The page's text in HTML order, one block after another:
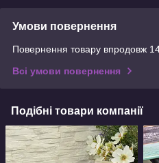
Умови повернення
Повернення товару впродовж
Всі умови повернення
Подібні товари компанії